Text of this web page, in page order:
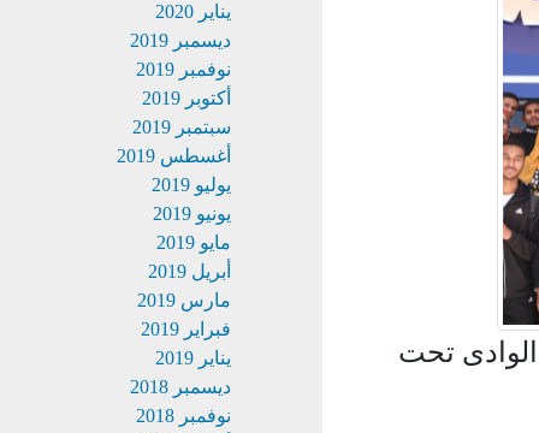
تحت
يناير 2020
ديسمبر 2019
نوفمبر 2019
أكتوبر 2019
سبتمبر 2019
أغسطس 2019
يوليو 2019
يونيو 2019
مايو 2019
أبريل 2019
مارس 2019
فبراير 2019
يناير 2019
ديسمبر 2018
نوفمبر 2018